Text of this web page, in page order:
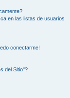
en las listas de usuarios
conectarme!
del Sitio"?